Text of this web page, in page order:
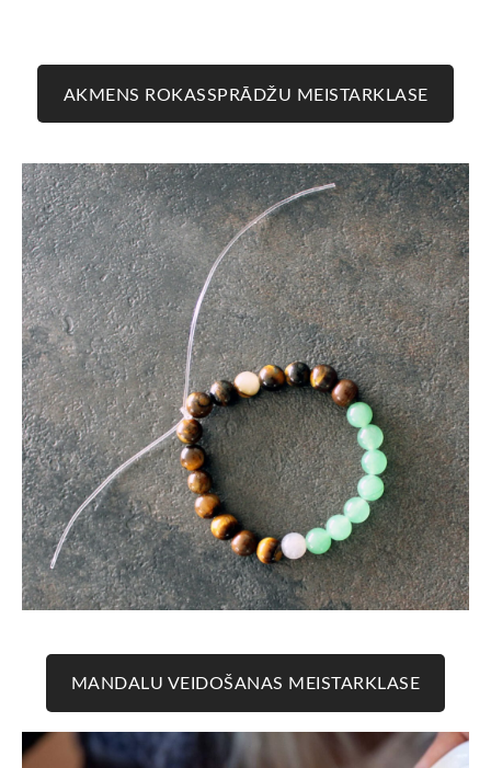
AKMENS ROKASSPRĀDŽU MEISTARKLASE
MANDALU VEIDOŠANAS MEISTARKLASE